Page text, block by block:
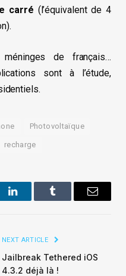
carré (l’équivalent de 4
de français…
sont à l’étude,
Photovoltaïque
recharge
LinkedInTumblr Email
NEXT ARTICLE
Jailbreak Tethered iOS
4.3.2 déjà là !